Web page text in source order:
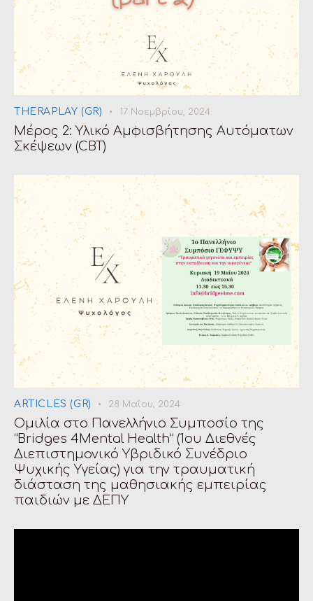
THERAPLAY (GR) 17 Νοεμβρίου, 2024
Μέρος 2: Υλικό Αμφισβήτησης Αυτόματων
Σκέψεων (CBT)
ARTICLES (GR) 28 Μαΐου, 2024
Ομιλία στο Πανελλήνιο Συμποσίο της
“Bridges 4Mental Health” (1ου Διεθνές
Διεπιστημονικό Υβριδικό Συνέδριο
Ψυχικής Υγείας) για την τραυματική
διάσταση της μαθησιακής εμπειρίας
παιδιών με ΔΕΠΥ